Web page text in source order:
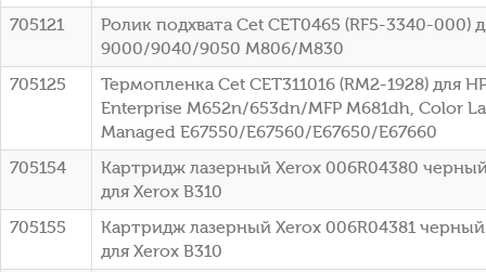
705121
Ролик подхвата Cet CET0465 (RF5-3340-000)
9000/9040/9050 M806/M830
705125
Термопленка Cet CET311016 (RM2-1928) для
Enterprise M652n/653dn/MFP M681dh, Color
Managed E67550/E67560/E67650/E67660
705154
Картридж лазерный Xerox 006R04380
для Xerox B310
705155
Картридж лазерный Xerox 006R04381
для Xerox B310